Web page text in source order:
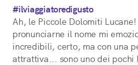
#ilviaggiatoredigusto
Ah, le Piccole Dolomiti Lucane!
pronunciarne il nome mi
incredibili, certo, ma con una
attrattiva... sono uno dei pochi